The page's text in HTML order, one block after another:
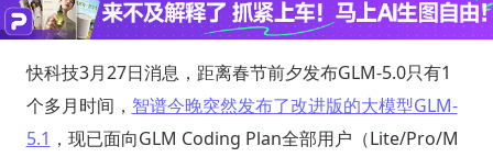
快科技3月27日消息，距离春节前夕发布GLM-5.0只有1
个多月时间， 智谱今晚突然发布了改进版的大模型GLM-
5.1 ，现已面向GLM Coding Plan全部用户（Lite/Pro/M